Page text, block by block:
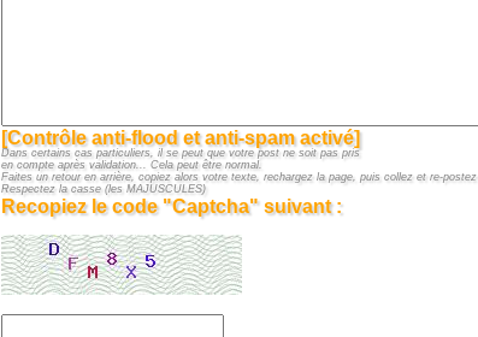
[Contrôle anti-flood et anti-spam activé]
Dans certains cas particuliers, il se peut que votre post ne soit pas pris
en compte après validation... Cela peut être normal.
Faites un retour en arrière, copiez alors votre texte, rechargez la page, puis collez et re-
Respectez la casse (les MAJUSCULES)
Recopiez le code "Captcha" suivant :